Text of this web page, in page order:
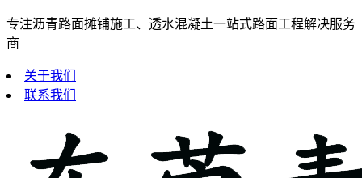
专注沥青路面摊铺施工、透水混凝土一站式路面工程解决服务
商
关于我们
联系我们